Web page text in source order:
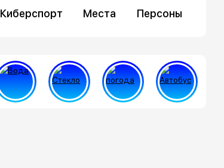
Киберспорт Места Персоны